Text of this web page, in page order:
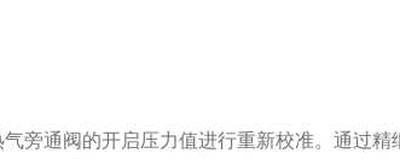
旁通阀的开启压力值进行重新校准。通过